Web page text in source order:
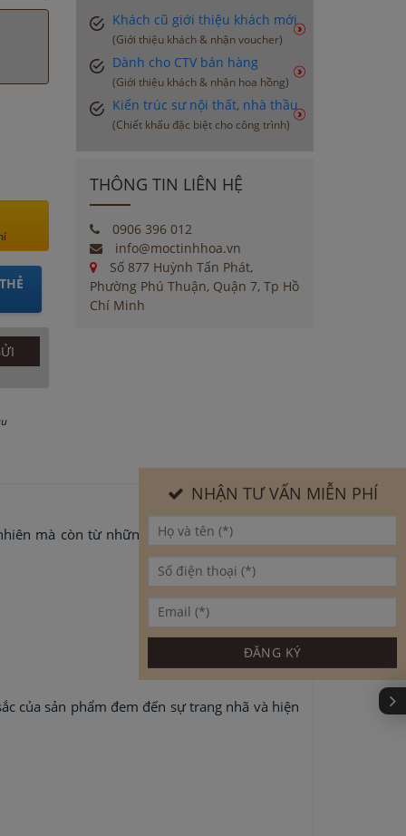
Khách cũ giới thiệu khách mới
(Giới thiệu khách & nhận voucher)
Dành cho CTV bán hàng
(Giới thiệu khách & nhận hoa hồng)
Kiến trúc sư nội thất, nhà thầu
(Chiết khấu đặc biệt cho công trình)
THÔNG TIN LIÊN HỆ
0906 396 012
info@moctinhhoa.vn
Số 877 Huỳnh Tấn Phát,
Phường Phú Thuận, Quận 7, Tp Hồ
Chí Minh
mà còn từ những vẻ đẹp vô giá của thiên
của sản phẩm đem đến sự trang nhã và hiện
NHẬN TƯ VẤN MIỄN PHÍ